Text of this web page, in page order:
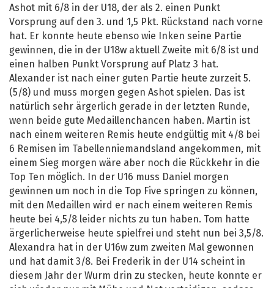
Ashot mit 6/8 in der U18, der als 2. einen Punkt
Vorsprung auf den 3. und 1,5 Pkt. Rückstand nach vorne
hat. Er konnte heute ebenso wie Inken seine Partie
gewinnen, die in der U18w aktuell Zweite mit 6/8 ist und
einen halben Punkt Vorsprung auf Platz 3 hat.
Alexander ist nach einer guten Partie heute zurzeit 5.
(5/8) und muss morgen gegen Ashot spielen. Das ist
natürlich sehr ärgerlich gerade in der letzten Runde,
wenn beide gute Medaillenchancen haben. Martin ist
nach einem weiteren Remis heute endgültig mit 4/8 bei
6 Remisen im Tabellenniemandsland angekommen, mit
einem Sieg morgen wäre aber noch die Rückkehr in die
Top Ten möglich. In der U16 muss Daniel morgen
gewinnen um noch in die Top Five springen zu können,
mit den Medaillen wird er nach einem weiteren Remis
heute bei 4,5/8 leider nichts zu tun haben. Tom hatte
ärgerlicherweise heute spielfrei und steht nun bei 3,5/8.
Alexandra hat in der U16w zum zweiten Mal gewonnen
und hat damit 3/8. Bei Frederik in der U14 scheint in
diesem Jahr der Wurm drin zu stecken, heute konnte er